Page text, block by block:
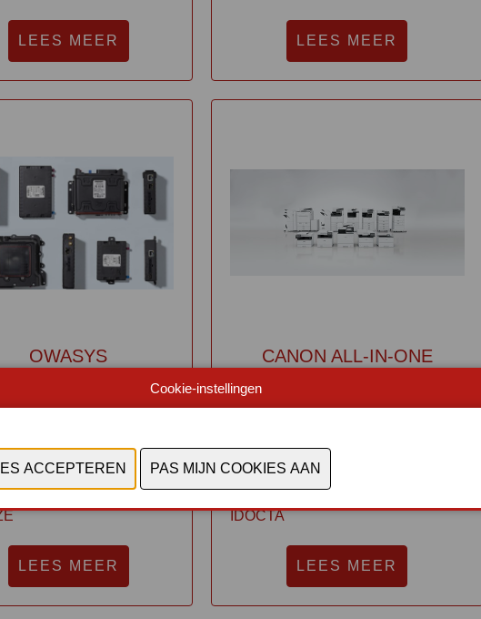
LEES MEER LEES MEER
OWASYS
LEES MEER
CANON ALL-IN-ONE
IDOCTA
LEES MEER
Cookie-instellingen